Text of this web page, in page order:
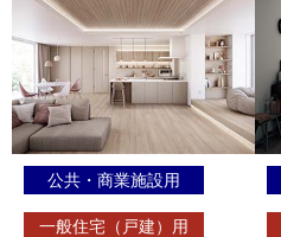
公共・商業施設用
一般住宅（戸建）用